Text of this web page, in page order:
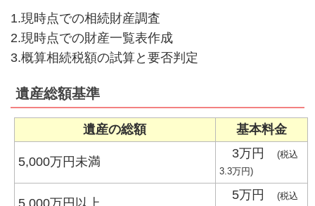
1.現時点での相続財産調査
2.現時点での財産一覧表作成
3.概算相続税額の試算と要否判定
遺産総額基準
遺産の総額 基本料金
5,000万円未満
3万円
(税込
3.3万円)
5,000万円以上
5万円 (税込